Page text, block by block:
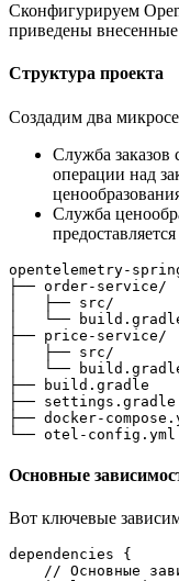
Сконфигурируем
приведены
Структура проекта
Создадим два
Служба заказов
операции над
Служба
opentelemetry-
├── order-service/
│   ├── src/
│   └──
├── price-service/
│   ├── src/
│   └──
├── build.gradle
├── settings.gradle
├── docker-
└── otel-config.yml
Основные
Вот ключевые
dependencies {
// Основные